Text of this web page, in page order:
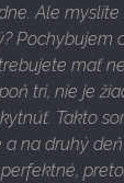
Ale
Pochybujem
mať
tri, nie je
Takto
a na druhý